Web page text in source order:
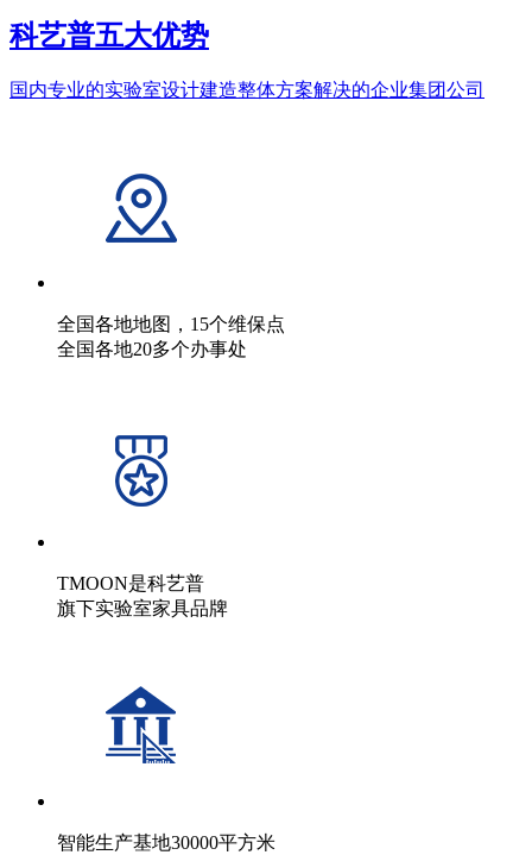
科艺普五大优势
国内专业的实验室设计建造整体方案解决的企业集团公司
全国各地地图，15个维保点
全国各地20多个办事处
TMOON是科艺普
旗下实验室家具品牌
智能生产基地30000平方米